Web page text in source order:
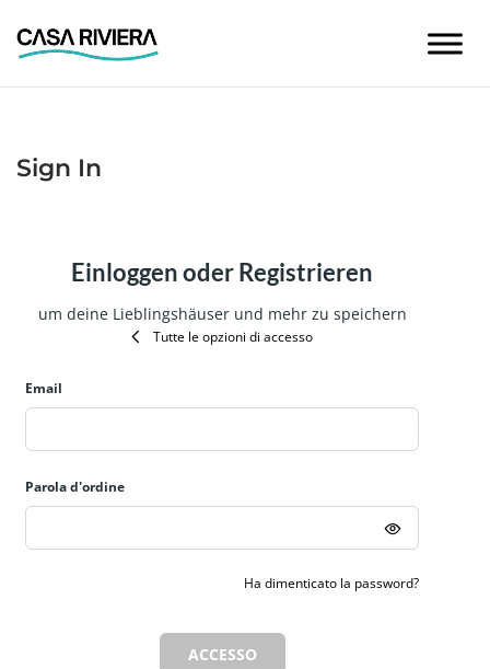
Sign In
Einloggen oder Registrieren
um deine Lieblingshäuser und mehr zu speichern
Tutte le opzioni di accesso
Email
Parola d'ordine
Ha dimenticato la password?
ACCESSO